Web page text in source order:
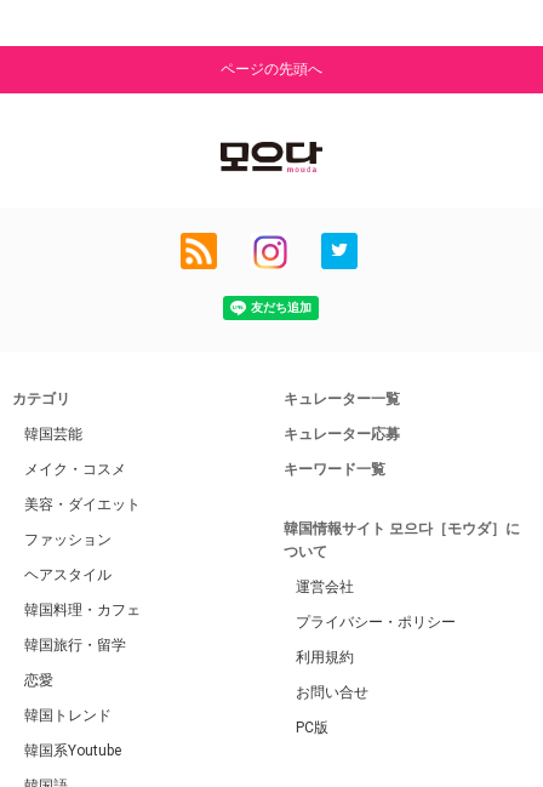
ページの先頭へ
カテゴリ
韓国芸能
メイク・コスメ
美容・ダイエット
ファッション
ヘアスタイル
韓国料理・カフェ
韓国旅行・留学
恋愛
韓国トレンド
韓国系Youtube
キュレーター一覧
キュレーター応募
キーワード一覧
韓国情報サイト 모으다［モウダ］に
ついて
運営会社
プライバシー・ポリシー
利用規約
お問い合せ
PC版